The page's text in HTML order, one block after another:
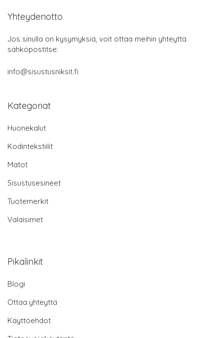
Yhteydenotto
Jos sinulla on kysymyksiä, voit ottaa meihin yhteyttä
sähköpostitse:
info@sisustusniksit.fi
Kategoriat
Huonekalut
Kodintekstiilit
Matot
Sisustusesineet
Tuotemerkit
Valaisimet
Pikalinkit
Blogi
Ottaa yhteyttä
Käyttöehdot